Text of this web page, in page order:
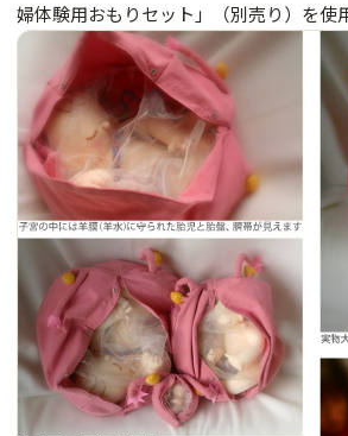
婦体験用おもりセット」（別売り）を